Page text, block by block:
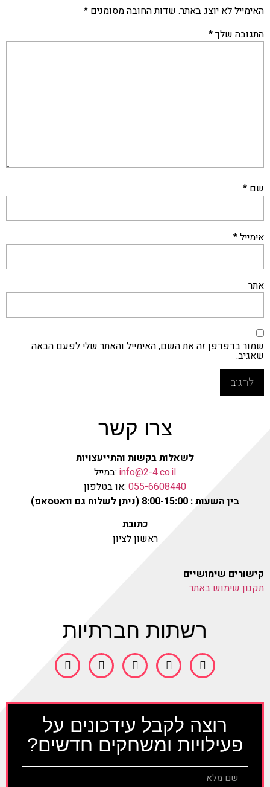
האימייל לא יוצג באתר. שדות החובה מסומנים *
התגובה שלך*
שם *
אימייל*
אתר
שמור בדפדפן זה את השם, האימייל והאתר שלי לפעם הבאה
שאגיב.
רוצה לקבל עידכונים על
פעילויות ומשחקים חדשים?
רשתות חברתיות
צרו קשר
לשאלות בקשות והתייעצויות
info@2-4.co.il :במייל
055-6608440 :או בטלפון
בין השעות : 8:00-15:00 (ניתן לשלוח גם וואטסאפ)
כתובת
ראשון לציון
קישורים שימושיים
תקנון שימוש באתר